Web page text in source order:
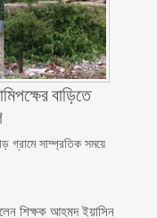
বাড়িতে
গ্রামে সাম্প্রতিক সময়ে
শিক্ষক আহমদ ইয়াসিন